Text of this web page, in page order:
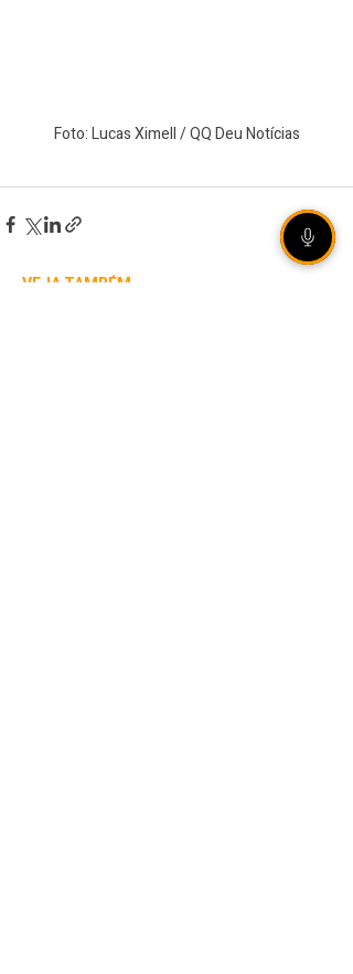
Foto: Lucas Ximell / QQ Deu Notícias
VEJA TAMBÉM